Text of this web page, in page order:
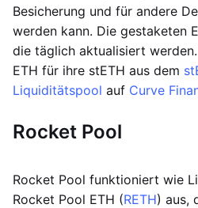
Besicherung und für andere
werden kann. Die gestaketen
die täglich aktualisiert
ETH für ihre stETH aus dem
Liquiditätspool auf Curve
Rocket Pool
Rocket Pool funktioniert wie
Rocket Pool ETH (RETH) aus,